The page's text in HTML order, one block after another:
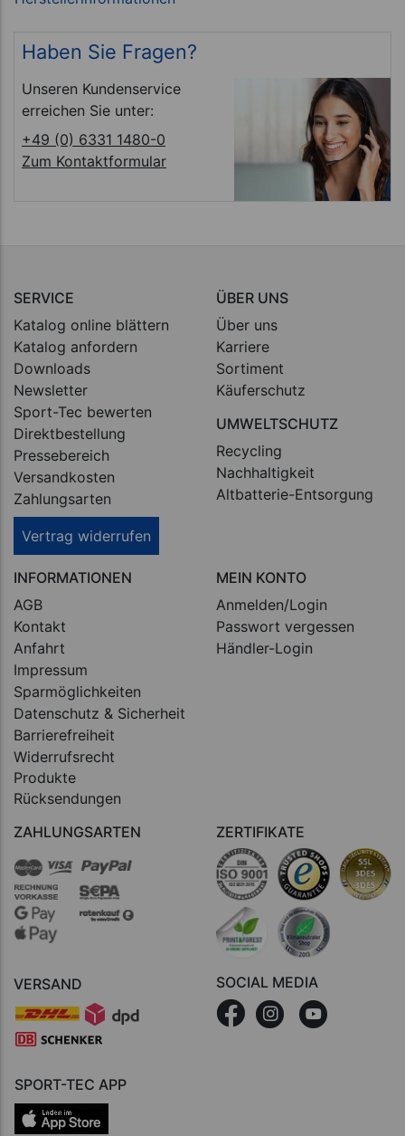
Haben Sie Fragen?
Unseren Kundenservice
erreichen Sie unter:
+49 (0) 6331 1480-0
Zum Kontaktformular
SERVICE
Katalog online blättern
Katalog anfordern
Downloads
Newsletter
Sport-Tec bewerten
Direktbestellung
Pressebereich
Versandkosten
Zahlungsarten
Vertrag widerrufen
ÜBER UNS
Über uns
Karriere
Sortiment
Käuferschutz
UMWELTSCHUTZ
Recycling
Nachhaltigkeit
Altbatterie-Entsorgung
INFORMATIONEN
AGB
Kontakt
Anfahrt
Impressum
Sparmöglichkeiten
Datenschutz & Sicherheit
Barrierefreiheit
Widerrufsrecht
Produkte
Rücksendungen
MEIN KONTO
Anmelden/Login
Passwort vergessen
Händler-Login
ZAHLUNGSARTEN
VERSAND
ZERTIFIKATE
SOCIAL MEDIA
SPORT-TEC APP